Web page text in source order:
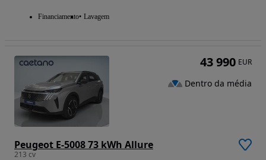
Financiamento Lavagem
Peugeot E-5008 73 kWh Allure
213 cv
43 990 EUR
Dentro da média